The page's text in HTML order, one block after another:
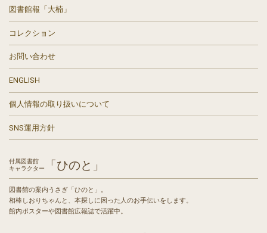
図書館報「大楠」
コレクション
お問い合わせ
ENGLISH
個人情報の取り扱いについて
SNS運用方針
付属図書館
キャラクター
「ひのと」
図書館の案内うさぎ「ひのと」。
相棒しおりちゃんと、本探しに困った人のお手伝いをします。
館内ポスターや図書館広報誌で活躍中。